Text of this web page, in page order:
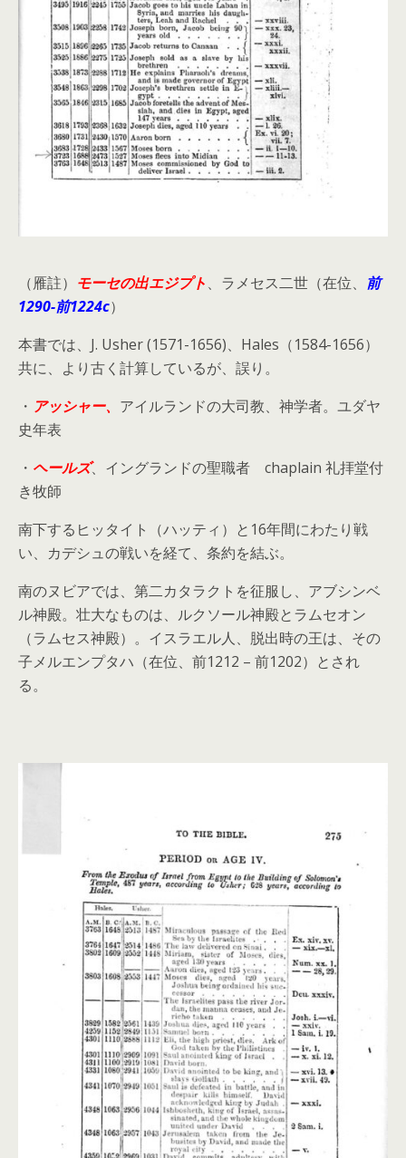
（雁註） モーセの出エジプト、ラメセス二世（在位、 前
1290-前1224c）
本書では、J. Usher (1571-1656)、Hales（1584-1656）
共に、より古く計算しているが、誤り。
・ アッシャー、 アイルランドの大司教、神学者。ユダヤ
史年表
・ ヘールズ、イングランドの聖職者 chaplain 礼拝堂付
き牧師
南下するヒッタイト（ハッティ）と16年間にわたり戦
い、カデシュの戦いを経て、条約を結ぶ。
南のヌビアでは、第二カタラクトを征服し、アブシンベ
ル神殿。壮大なものは、ルクソール神殿とラムセオン
（ラムセス神殿）。イスラエル人、脱出時の王は、その
子メルエンプタハ（在位、前1212 – 前1202）とされ
る。